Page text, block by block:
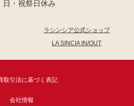
日・祝祭日休み
ラシンシア公式ショップ
LA SINCIA IN/OUT
取引法に基づく表記
会社情報